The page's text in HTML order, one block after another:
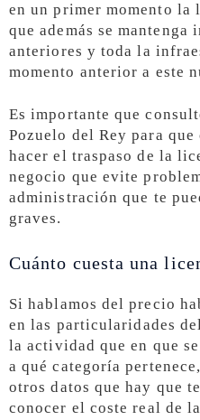
en un primer momento la
que además se mantenga
anteriores y toda la
momento anterior a este
Es importante que
Pozuelo del Rey para que
hacer el traspaso de la
negocio que evite
administración que te
graves.
Cuánto cuesta una
Si hablamos del precio
en las particularidades
la actividad que en que
a qué categoría
otros datos que hay que
conocer el coste real de